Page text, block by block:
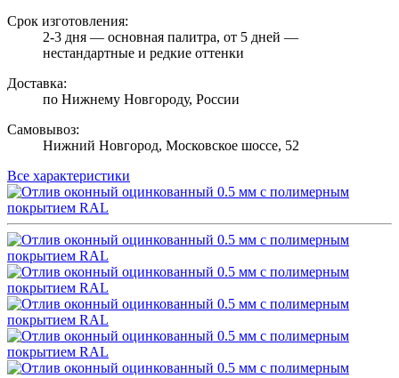
Срок изготовления:
2-3 дня — основная палитра, от 5 дней —
нестандартные и редкие оттенки
Доставка:
по Нижнему Новгороду, России
Самовывоз:
Нижний Новгород, Московское шоссе, 52
Все характеристики